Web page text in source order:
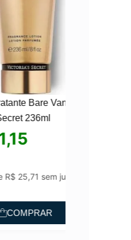
Vanilla
juros